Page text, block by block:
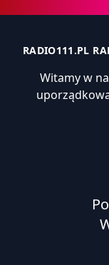
RADIO111.PL
Witamy w